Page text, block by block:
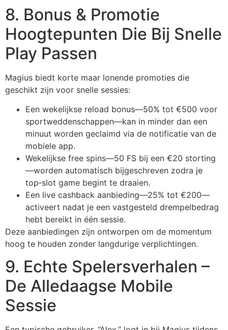
8. Bonus & Promotie
Hoogtepunten Die Bij Snelle
Play Passen
Magius biedt korte maar lonende promoties die
geschikt zijn voor snelle sessies:
Een wekelijkse reload bonus—50% tot €500 voor
sportweddenschappen—kan in minder dan een
minuut worden geclaimd via de notificatie van de
mobiele app.
Wekelijkse free spins—50 FS bij een €20 storting
—worden automatisch bijgeschreven zodra je
top‑slot game begint te draaien.
Een live cashback aanbieding—25% tot €200—
activeert nadat je een vastgesteld drempelbedrag
hebt bereikt in één sessie.
Deze aanbiedingen zijn ontworpen om de momentum
hoog te houden zonder langdurige verplichtingen.
9. Echte Spelersverhalen –
De Alledaagse Mobile
Sessie